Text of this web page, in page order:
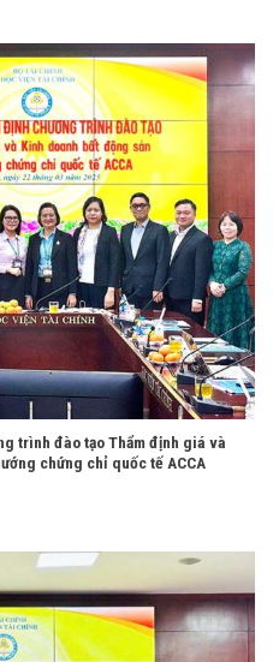
trình đào tạo Thẩm định giá và
chứng chỉ quốc tế ACCA